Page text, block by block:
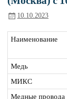
10.10.2023
Наименование
Медь
МИКС
Медные